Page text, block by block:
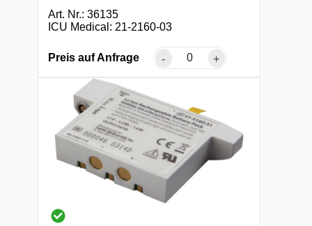
Art. Nr.: 36135
ICU Medical: 21-2160-03
Preis auf Anfrage - +